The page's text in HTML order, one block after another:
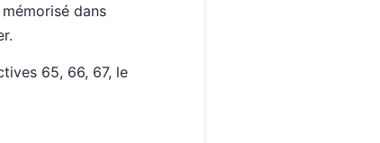
dans
65, 66, 67, le